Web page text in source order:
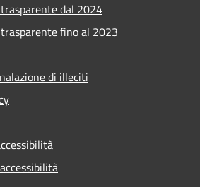
dal 2024
fino al 2023
di illeciti